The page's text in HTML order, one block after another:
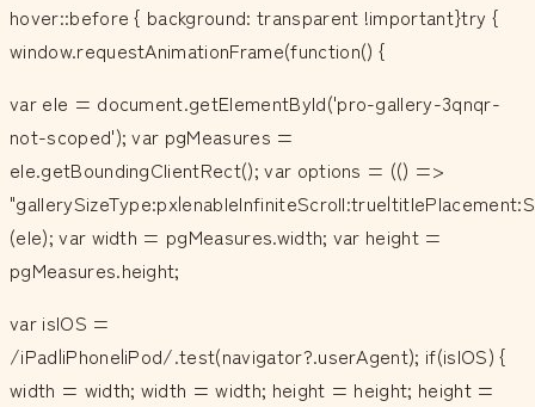
hover::before { background: transparent !important}try {
window.requestAnimationFrame(function() {
var ele = document.getElementById('pro-gallery-3qnqr-
not-scoped'); var pgMeasures =
ele.getBoundingClientRect(); var options = (() =>
(ele); var width = pgMeasures.width; var height =
pgMeasures.height;
var isIOS =
/iPad|iPhone|iPod/.test(navigator?.userAgent); if(isIOS) {
width = width; width = width; height = height; height =